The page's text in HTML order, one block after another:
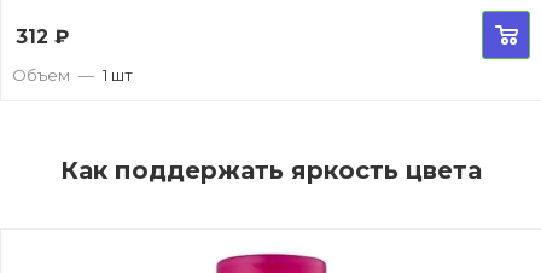
312 ₽
Объем — 1 шт
Как поддержать яркость цвета